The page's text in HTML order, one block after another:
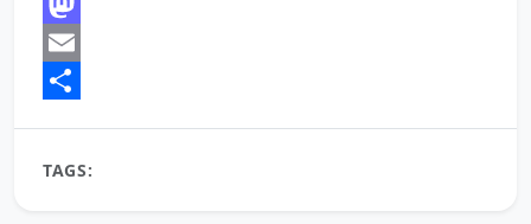
Mastodon
Email
TAGS: